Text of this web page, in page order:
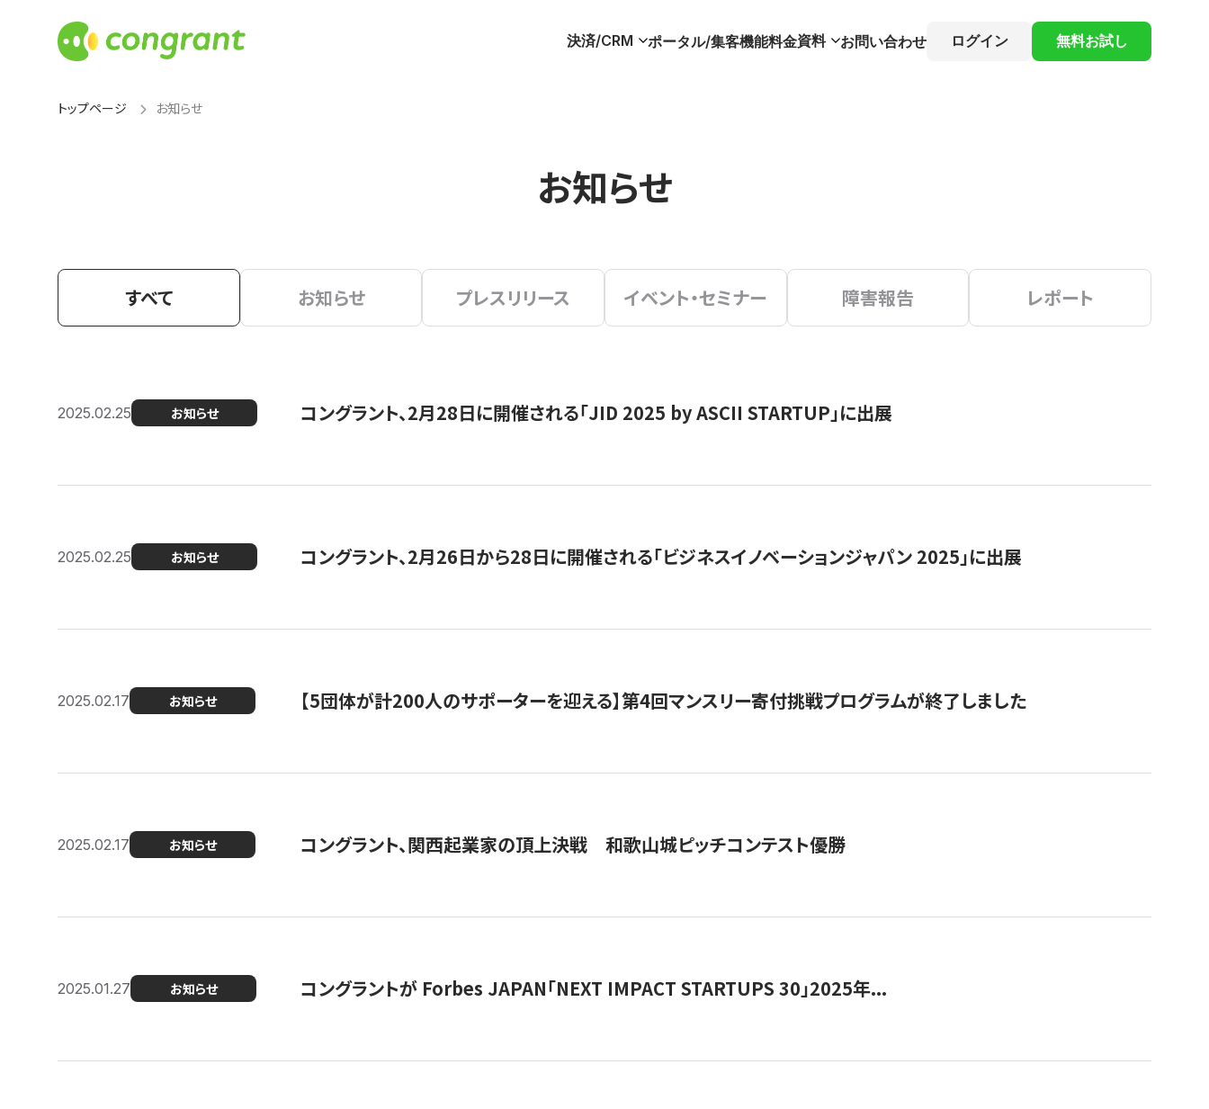
決済/CRM ポータル/集客機能料金資料 お問い合わせ ログイン 無料お試し
トップページ お知らせ
お知らせ
すべて お知らせ プレスリリース イベント・セミナー 障害報告 レポート
2025.02.25 お知らせ コングラント、2月28日に開催される「JID 2025 by ASCII STARTUP」に出展
2025.02.25 お知らせ コングラント、2月26日から28日に開催される「ビジネスイノベーションジャパン 2025」に出展
2025.02.17 お知らせ 【5団体が計200人のサポーターを迎える】​​第4回マンスリー寄付挑戦プログラムが終了しました
2025.02.17 お知らせ コングラント、関西起業家の頂上決戦 和歌山城ピッチコンテスト優勝
2025.01.27 お知らせ コングラントが Forbes JAPAN「NEXT IMPACT STARTUPS 30」2025年...